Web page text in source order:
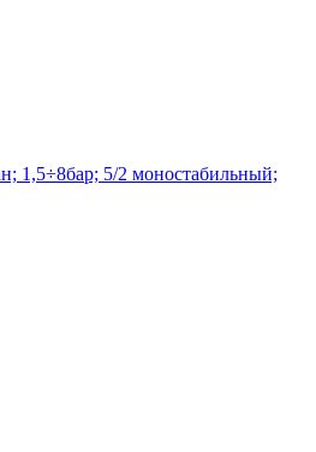
1,5÷8бар; 5/2 моностабильный;